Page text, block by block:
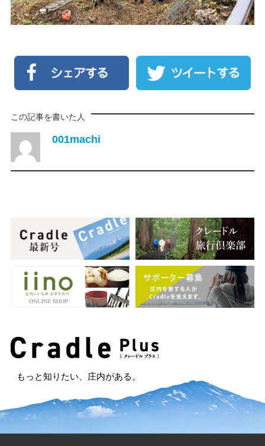
この記事を書いた人
001machi
もっと知りたい、庄内がある。